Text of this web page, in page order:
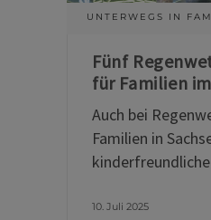
UNTERWEGS IN
Fünf
für Familien
Auch bei
Familien in
10. Juli 2025